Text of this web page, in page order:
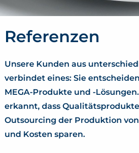
Referenzen
Unsere Kunden aus
verbindet eines: Sie
MEGA-Produkte und -
erkannt, dass
Outsourcing der Produktion
und Kosten sparen.